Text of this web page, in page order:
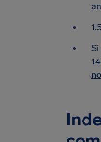
Si